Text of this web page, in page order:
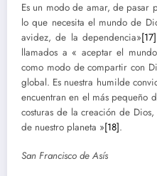
Es un modo de amar, de pasar
lo que necesita el mundo de
avidez, de la dependencia»[17]
llamados a « aceptar el
como modo de compartir con
global. Es nuestra humilde
encuentran en el más pequeño
costuras de la creación de
de nuestro planeta »[18].
San Francisco de Asís